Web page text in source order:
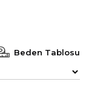
Beden Tablosu